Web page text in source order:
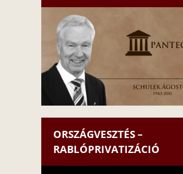
ORSZÁGVESZTÉS –
RABLÓPRIVATIZÁCIÓ